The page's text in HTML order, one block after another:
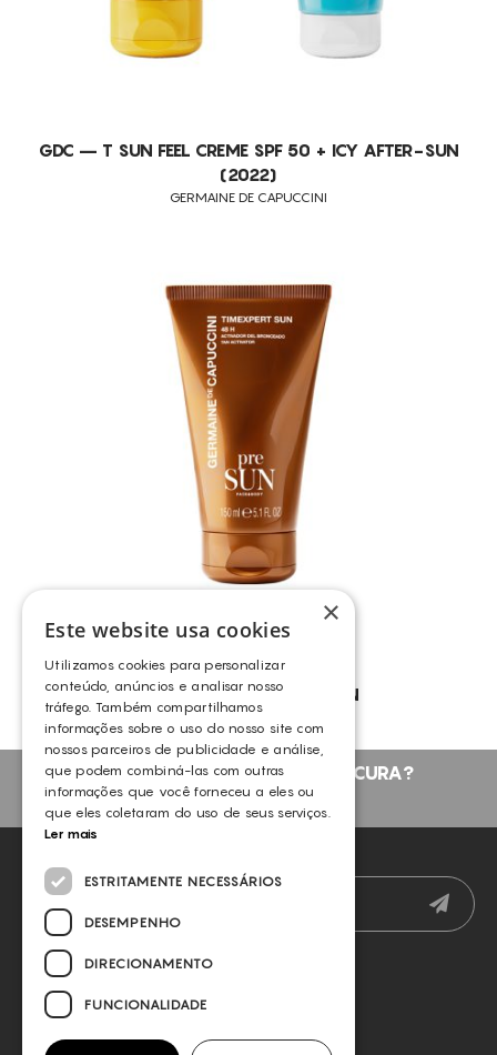
GDC – T SUN FEEL CREME SPF 50 + ICY AFTER-SUN
(2022)
GERMAINE DE CAPUCCINI
GDC – PRE SUN 48H TSUN
GERMAINE DE CAPUCCINI
NÃO ENCONTROU O QUE PROCURA?
FALE CONNOSCO
×
Este website usa cookies
Utilizamos cookies para personalizar
conteúdo, anúncios e analisar nosso
tráfego. Também compartilhamos
informações sobre o uso do nosso site com
nossos parceiros de publicidade e análise,
que podem combiná-las com outras
informações que você forneceu a eles ou
que eles coletaram do uso de seus serviços.
Ler mais
ESTRITAMENTE NECESSÁRIOS
DESEMPENHO
DIRECIONAMENTO
FUNCIONALIDADE